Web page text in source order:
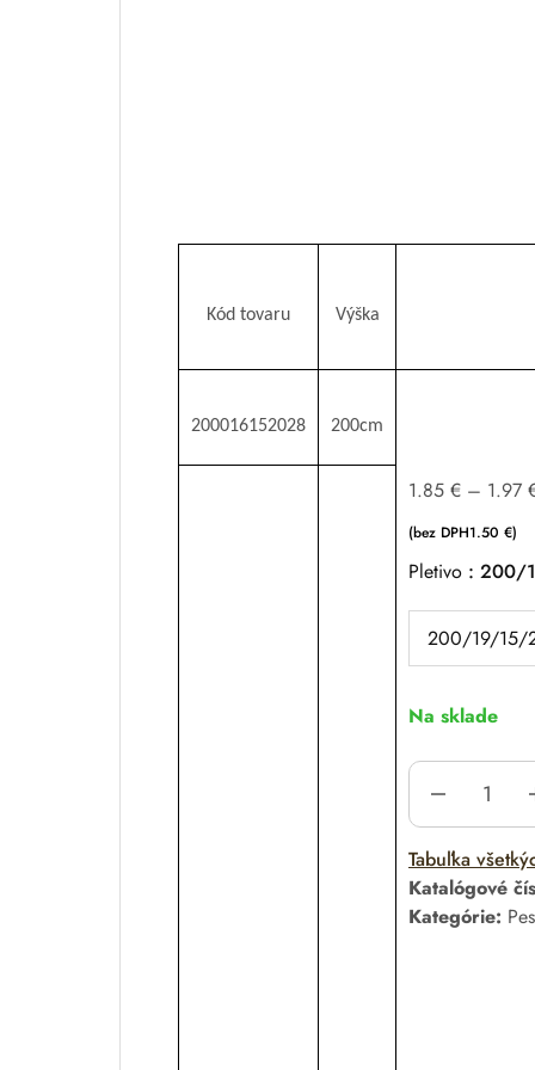
Kód tovaru Výška
200016152028 200cm
1.85 € – 1.97
(bez DPH1.50 €)
Pletivo 200/
Na sklade
A
l
t
Tabuľka
Katalógové
Kategórie: